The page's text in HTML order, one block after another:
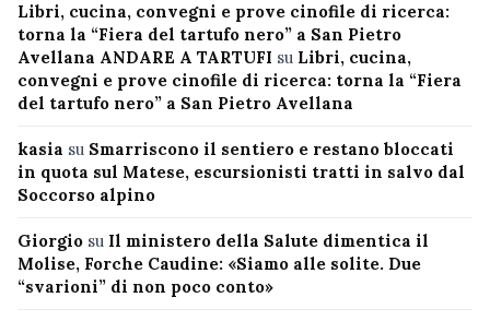
Libri, cucina, convegni e prove cinofile di ricerca:
torna la “Fiera del tartufo nero” a San Pietro
Avellana ANDARE A TARTUFI su Libri, cucina,
convegni e prove cinofile di ricerca: torna la “Fiera
del tartufo nero” a San Pietro Avellana
kasia su Smarriscono il sentiero e restano bloccati
in quota sul Matese, escursionisti tratti in salvo dal
Soccorso alpino
Giorgio su Il ministero della Salute dimentica il
Molise, Forche Caudine: «Siamo alle solite. Due
“svarioni” di non poco conto»